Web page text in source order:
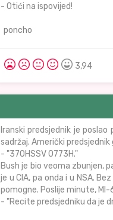
- Otići na ispovijed!
poncho
3,94
Iranski predsjednik je
sadržaj. Američki predsjednik
- "370HSSV 0773H."
Bush je bio veoma zbunjen,
je u CIA, pa onda i u NSA.
pomogne. Poslije minute, MI-
- "Recite predsjedniku da je